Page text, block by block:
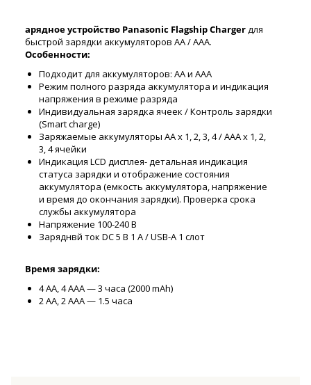
арядное устройство Panasonic Flagship Chargerдля
быстрой зарядки аккумуляторов АА / ААА.
Особенности:
Подходит для аккумуляторов: АА и ААА
Режим полного разряда аккумулятора и индикация
напряжения в режиме разряда
Индивидуальная зарядка ячеек / Контроль зарядки
(Smart charge)
Заряжаемые аккумуляторы AA x 1, 2, 3, 4 / AAA x 1, 2,
3, 4 ячейки
Индикация LCD дисплея- детальная индикация
статуса зарядки и отображение состояния
аккумулятора (емкость аккумулятора, напряжение
и время до окончания зарядки). Проверка срока
службы аккумулятора
Напряжение 100-240 В
Заряднвй ток DC 5 В 1 А / USB-A 1 слот
Время зарядки:
4 AA, 4 AAA — 3 часа (2000 mAh)
2 АА, 2 ААА — 1.5 часа